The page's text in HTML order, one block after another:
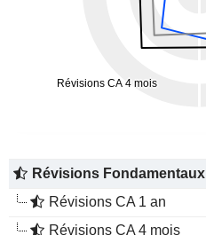
Révisions Fondamentaux
Révisions CA 1 an
Révisions CA 4 mois